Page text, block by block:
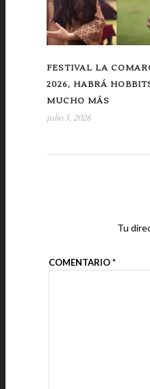
FESTIVAL LA
2026, HABRÁ
MUCHO MÁS
julio 3, 2026
Tu
COMENTARIO*